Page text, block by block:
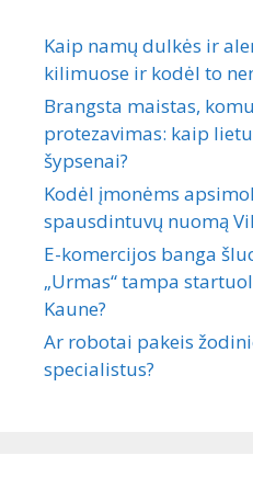
Kaip namų dulkės ir
kilimuose ir kodėl to
Brangsta maistas,
protezavimas: kaip
šypsenai?
Kodėl įmonėms
spausdintuvų nuomą
E-komercijos banga
„Urmas“ tampa
Kaune?
Ar robotai pakeis
specialistus?